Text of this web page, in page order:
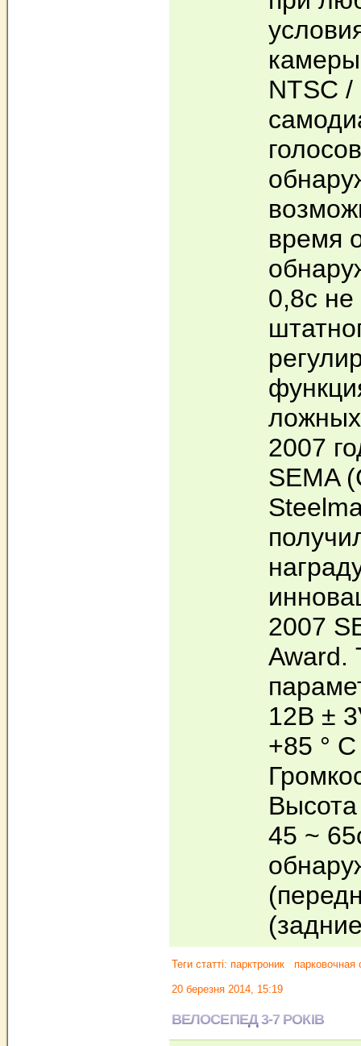
NTSC /
время
0,8с не
2007
SEMA
2007
Award.
12В ±
+85 °
Высота
45 ~
Теги статті: парктроник парковочная
20 березня 2014, 15:19
ВЕЛОСЕПЕД 3-7 РОКІВ